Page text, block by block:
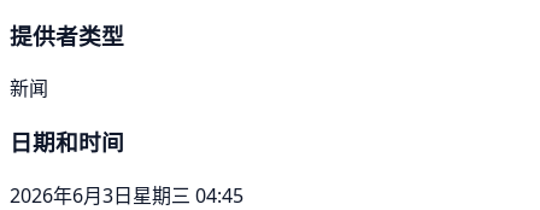
提供者类型
新闻
日期和时间
2026年6月3日星期三 04:45